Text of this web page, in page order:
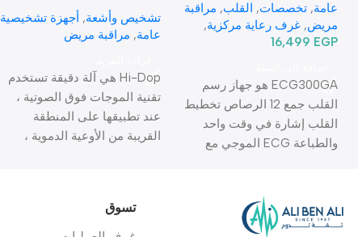
عامة, تخصصات, القلب, مراقبة
مريض, غرف رعاية مركزية,
أجهزة مراقبة مريض
16,499 EGP
ECG300GA هو جهاز رسم
القلب جمع 12 الرصاص تخطيط
القلب إشارة في وقت واحد
والطباعة ECG الموجي مع
الموجي مع دليل أو وضع
السيارات فترة الضمان: 2 سنة
تشخيص وأشعة, أجهزة تشخيصية
عامة, مراقبة مريض
Hi-Dop هي آلة دقيقة تستخدم
تقنية الموجات فوق الصوتية ،
عند تطبيقها على المنطقة
القريبة من الأوعية الدموية ،
المنعكسة. يمكن بعد ذلك سماع
هذا بصوت عالٍ وواضح بواسطة
تسوق